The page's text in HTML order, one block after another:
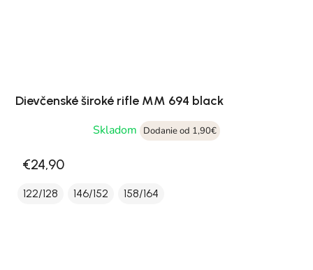
Dievčenské široké rifle MM 694 black
Skladom
Dodanie od 1,90€
€24,90
122/128 146/152 158/164